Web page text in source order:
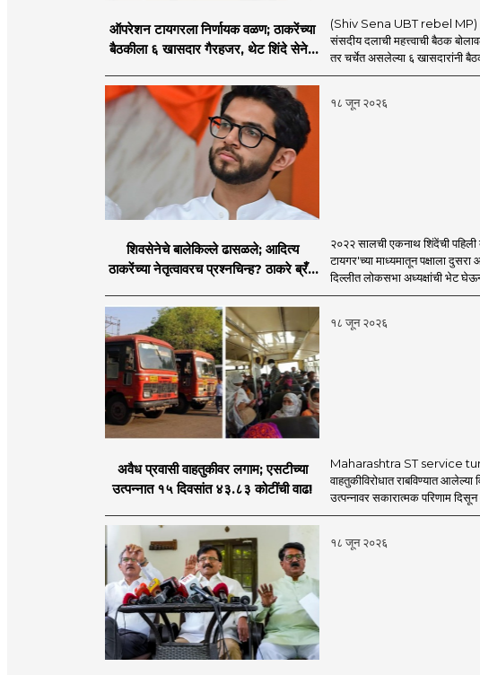
ऑपरेशन टायगरला निर्णायक वळण; ठाकरेंच्या
बैठकीला ६ खासदार गैरहजर, थेट शिंदे सेनेत
(Shiv Sena UBT rebel MP)
संसदीय दलाची महत्त्वाची बैठक
तर चर्चेत असलेल्या ६ खासदारांनी
१८ जून २०२६
शिवसेनेचे बालेकिल्ले ढासळले; आदित्य
ठाकरेंच्या नेतृत्वावरच प्रश्नचिन्ह? ठाकरे ब्रँड
२०२२ सालची एकनाथ शिंदेंची
टायगर'च्या माध्यमातून पक्षाला
दिल्लीत लोकसभा अध्यक्षांची भेट घेऊन
१८ जून २०२६
अवैध प्रवासी वाहतुकीवर लगाम; एसटीच्या
उत्पन्नात १५ दिवसांत ४३.८३ कोटींची वाढ!
Maharashtra ST service
वाहतुकीविरोधात राबविण्यात आलेल्या
उत्पन्नावर सकारात्मक परिणाम
१८ जून २०२६